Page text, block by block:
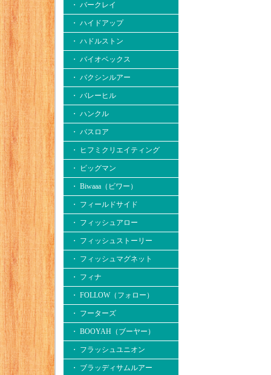
・ バークレイ
・ ハイドアップ
・ ハドルストン
・ バイオベックス
・ バクシンルアー
・ バレーヒル
・ ハンクル
・ バスロア
・ ヒフミクリエイティング
・ ビッグマン
・ Biwaaa（ビワー）
・ フィールドサイド
・ フィッシュアロー
・ フィッシュストーリー
・ フィッシュマグネット
・ フィナ
・ FOLLOW（フォロー）
・ フーターズ
・ BOOYAH（ブーヤー）
・ フラッシュユニオン
・ ブラッディサムルアー